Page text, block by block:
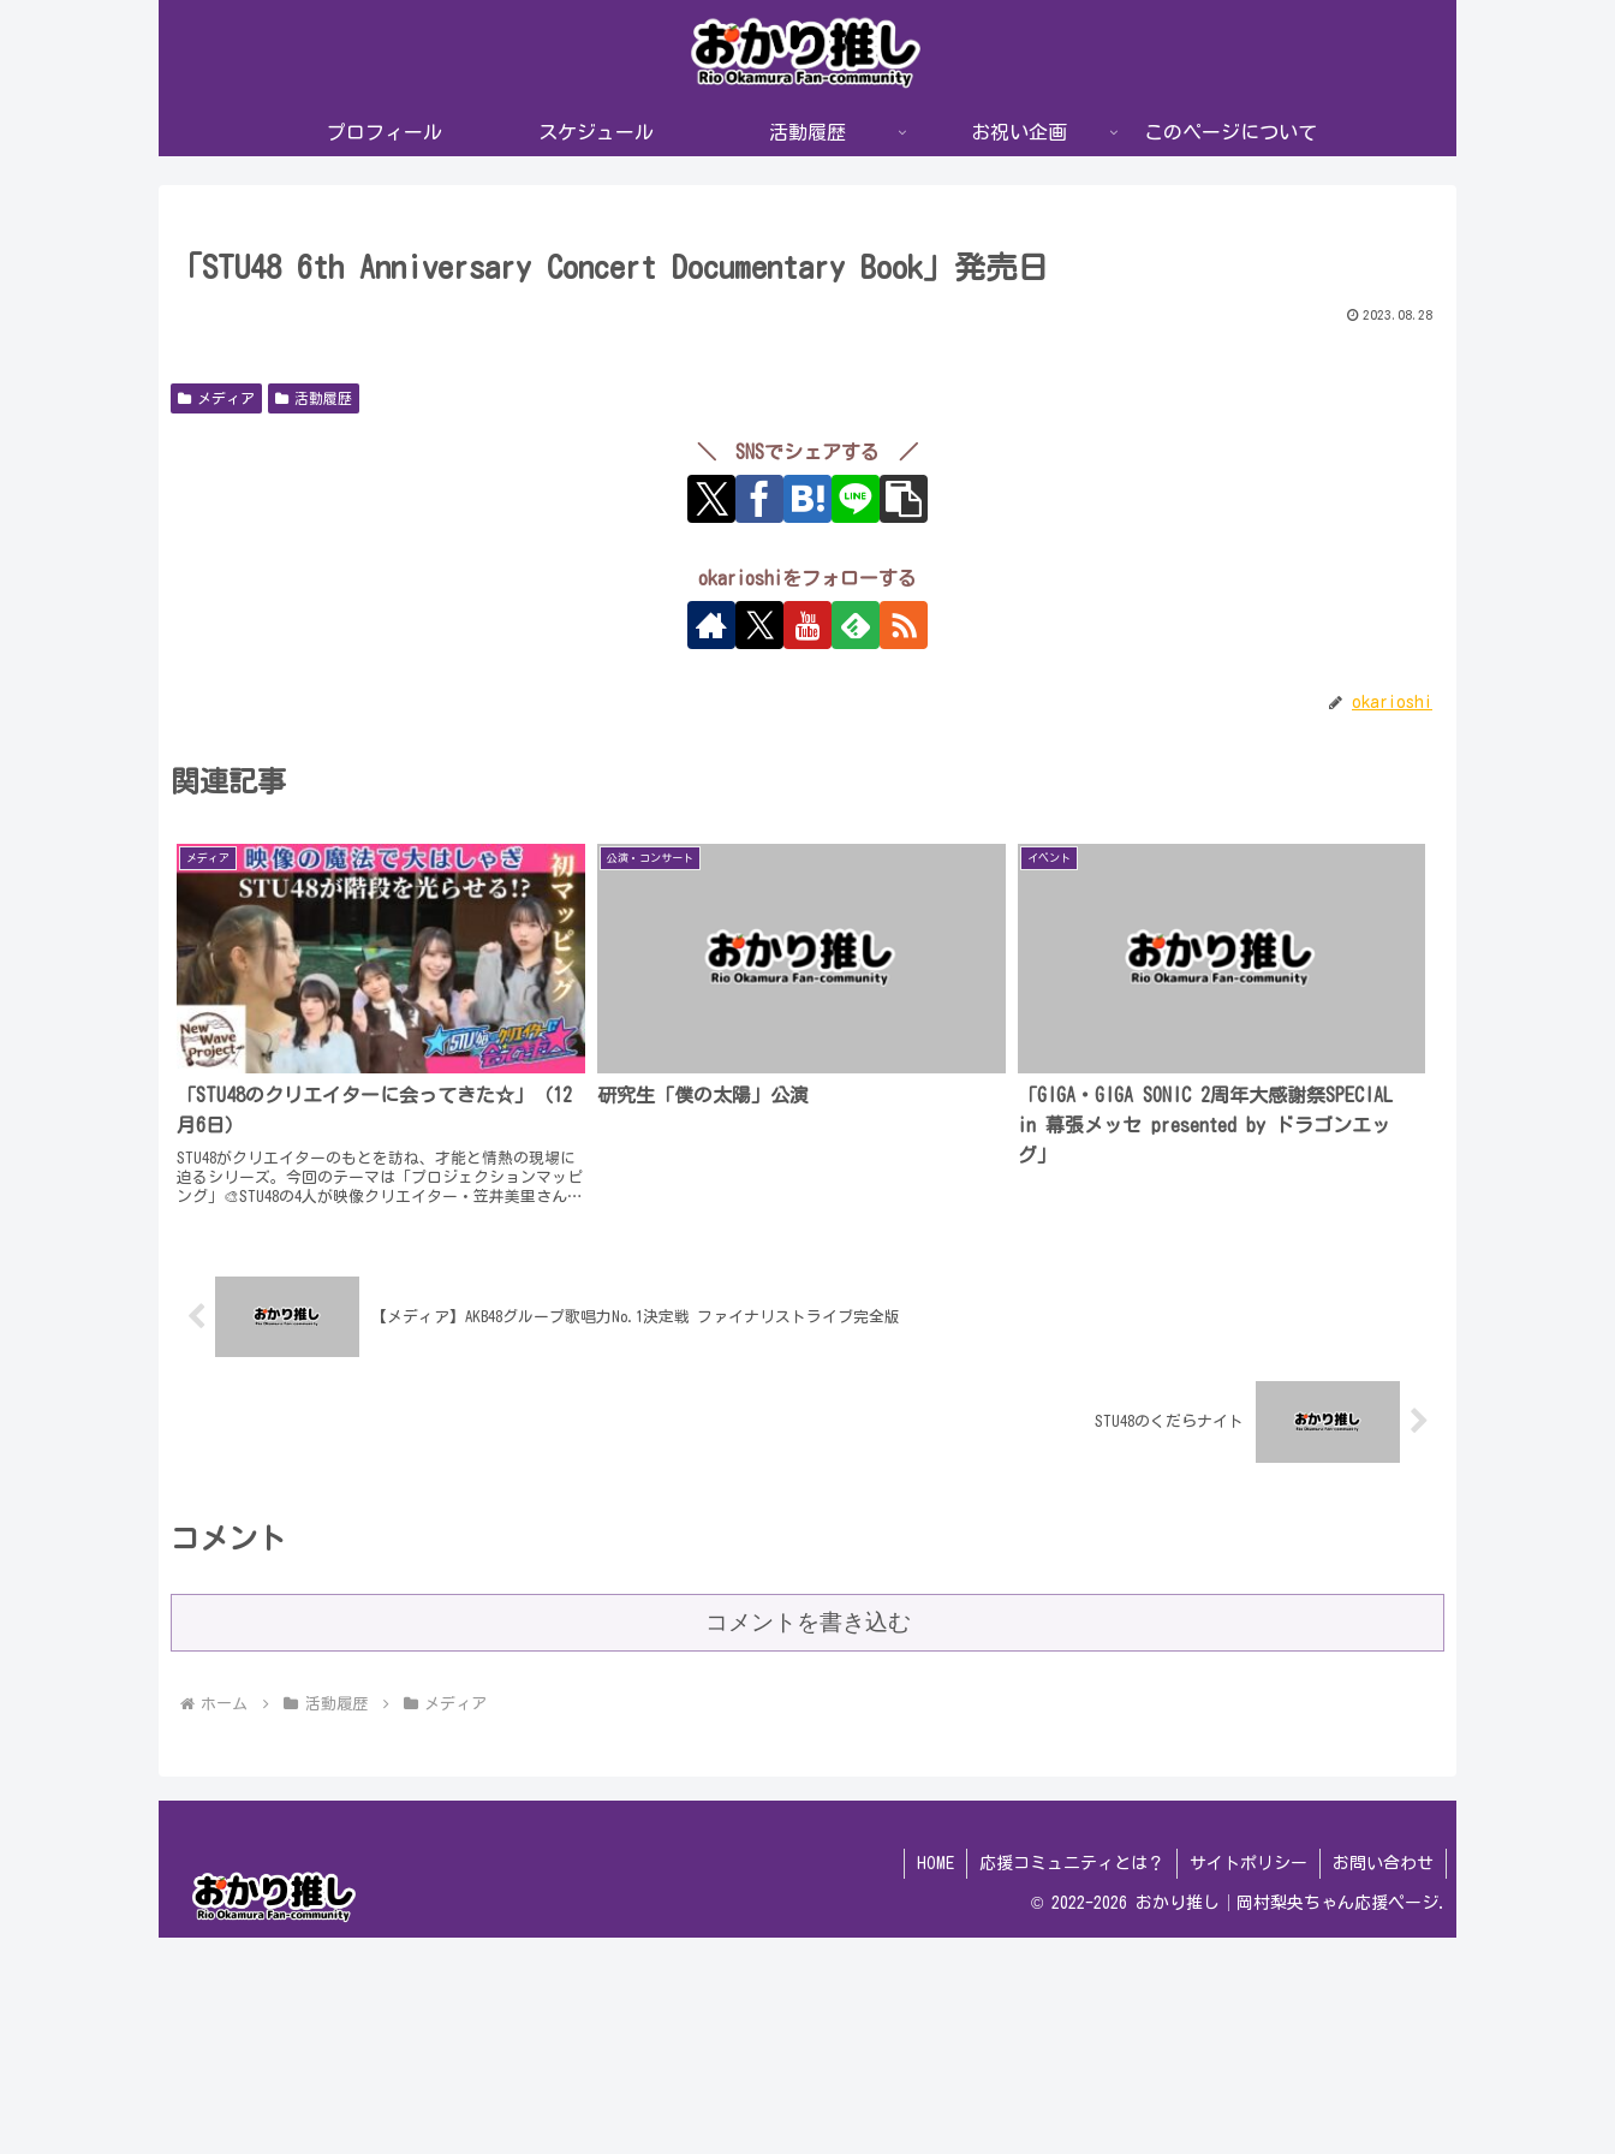
プロフィール スケジュール 活動履歴 お祝い企画 このページについて
「STU48 6th Anniversary Concert Documentary Book」発売日
2023.08.28
メディア 活動履歴
＼ SNSでシェアする ／
okarioshiをフォローする
okarioshi
関連記事
メディア
「STU48のクリエイターに会ってきた☆」（12
月6日）
STU48がクリエイターのもとを訪ね、才能と情熱の現場に
迫るシリーズ。今回のテーマは「プロジェクションマッピ
ング」🎨STU48の4人が映像クリエイター・笠井美里さん
公演・コンサート
研究生「僕の太陽」公演
イベント
「GIGA・GIGA SONIC 2周年大感謝祭SPECIAL
in 幕張メッセ presented by ドラゴンエッ
グ」
【メディア】AKB48グループ歌唱力No.1決定戦 ファイナリストライブ完全版
STU48のくだらナイト
コメント
コメントを書き込む
ホーム 活動履歴 メディア
HOME 応援コミュニティとは？ サイトポリシー お問い合わせ
© 2022-2026 おかり推し│岡村梨央ちゃん応援ページ.